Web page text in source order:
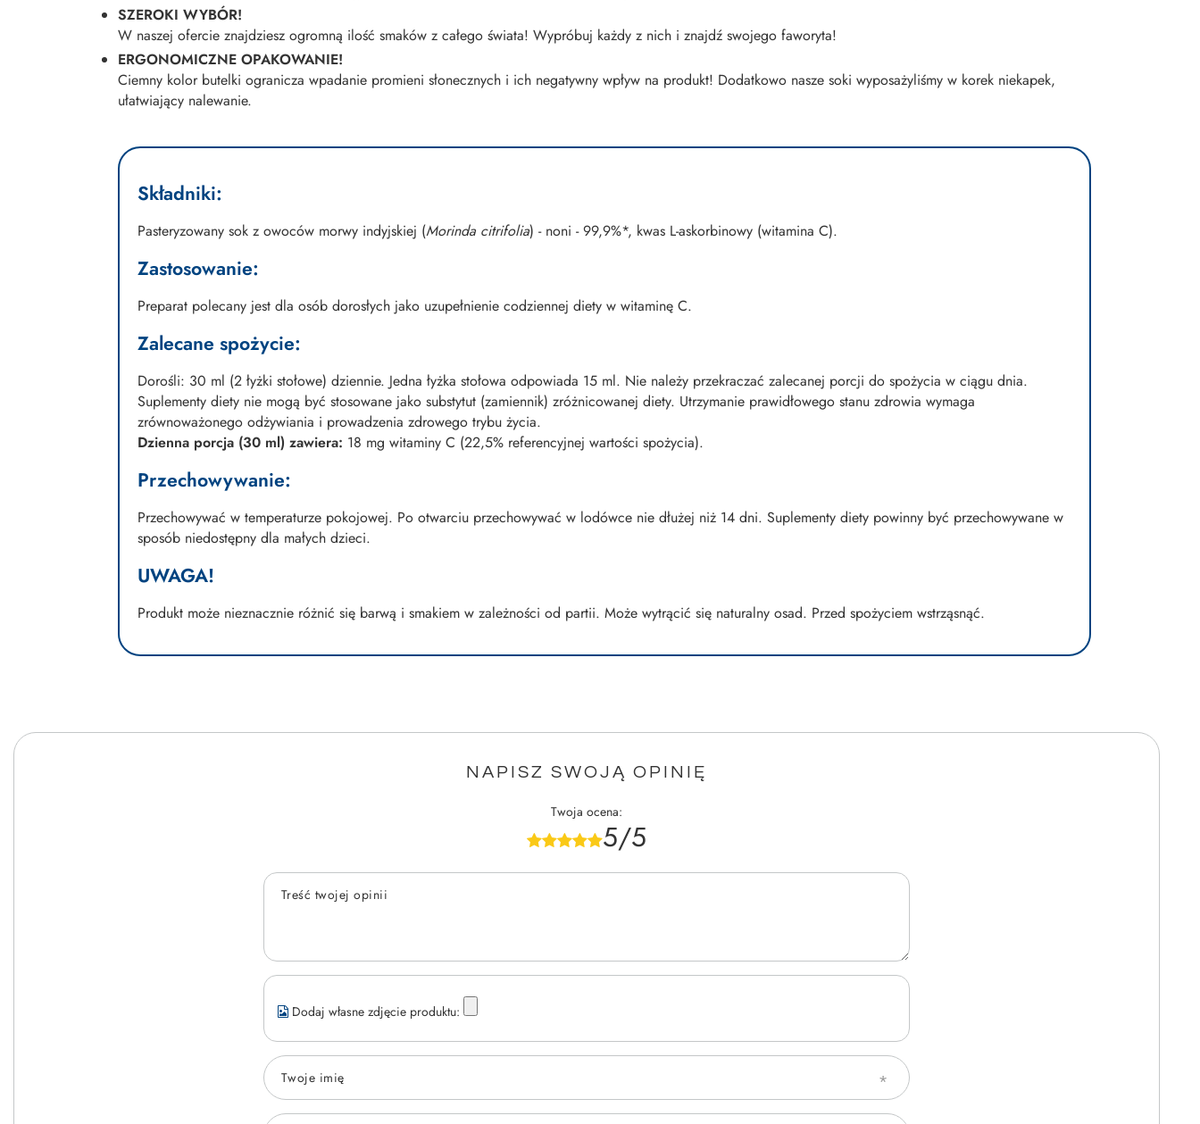
SZEROKI WYBÓR!
W naszej ofercie znajdziesz ogromną ilość smaków z całego świata! Wypróbuj każdy z nich i znajdź swojego faworyta!
ERGONOMICZNE OPAKOWANIE!
Ciemny kolor butelki ogranicza wpadanie promieni słonecznych i ich negatywny wpływ na produkt! Dodatkowo nasze soki wyposażyliśmy w korek niekapek,
ułatwiający nalewanie.
Składniki:
Pasteryzowany sok z owoców morwy indyjskiej (Morinda citrifolia) - noni - 99,9%*, kwas L-askorbinowy (witamina C).
Zastosowanie:
Preparat polecany jest dla osób dorosłych jako uzupełnienie codziennej diety w witaminę C.
Zalecane spożycie:
Dorośli: 30 ml (2 łyżki stołowe) dziennie. Jedna łyżka stołowa odpowiada 15 ml. Nie należy przekraczać zalecanej porcji do spożycia w ciągu dnia.
Suplementy diety nie mogą być stosowane jako substytut (zamiennik) zróżnicowanej diety. Utrzymanie prawidłowego stanu zdrowia wymaga
zrównoważonego odżywiania i prowadzenia zdrowego trybu życia.
Dzienna porcja (30 ml) zawiera: 18 mg witaminy C (22,5% referencyjnej wartości spożycia).
Przechowywanie:
Przechowywać w temperaturze pokojowej. Po otwarciu przechowywać w lodówce nie dłużej niż 14 dni. Suplementy diety powinny być przechowywane w
sposób niedostępny dla małych dzieci.
UWAGA!
Produkt może nieznacznie różnić się barwą i smakiem w zależności od partii. Może wytrącić się naturalny osad. Przed spożyciem wstrząsnąć.
NAPISZ SWOJĄ OPINIĘ
Twoja ocena:
5/5
Treść twojej opinii
Dodaj własne zdjęcie produktu:
Twoje imię